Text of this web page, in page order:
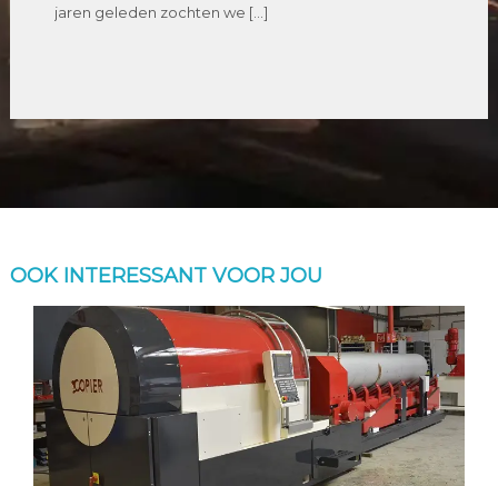
jaren geleden zochten we […]
OOK INTERESSANT VOOR JOU